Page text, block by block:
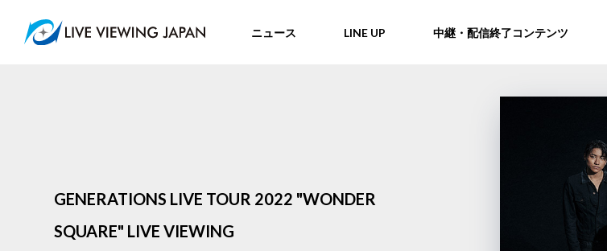
ニュース LINE UP 中継・配信終了コンテンツ
GENERATIONS LIVE TOUR 2022 "WONDER
SQUARE" LIVE VIEWING